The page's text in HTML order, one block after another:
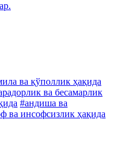
ва қўполлик ҳақида
ва бесамарлик
#андиша ва
ва инсофсизлик ҳақида